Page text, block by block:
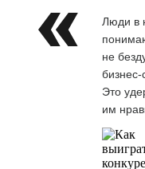
Люди в
не
Это
им